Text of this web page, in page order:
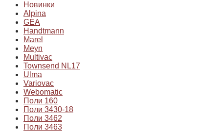
Новинки
Alpina
GEA
Handtmann
Marel
Meyn
Multivac
Townsend NL17
Ulma
Variovac
Webomatic
Поли 160
Поли 3430-18
Поли 3462
Поли 3463